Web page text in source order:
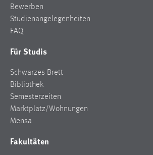
Bewerben
Studienangelegenheiten
FAQ
Für Studis
Schwarzes Brett
Bibliothek
Semesterzeiten
Marktplatz/Wohnungen
Mensa
Fakultäten